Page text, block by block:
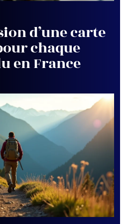
d’une carte
chaque
en France